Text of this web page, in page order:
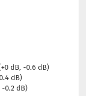
dB, -0.6 dB)
dB)
-0.2 dB)